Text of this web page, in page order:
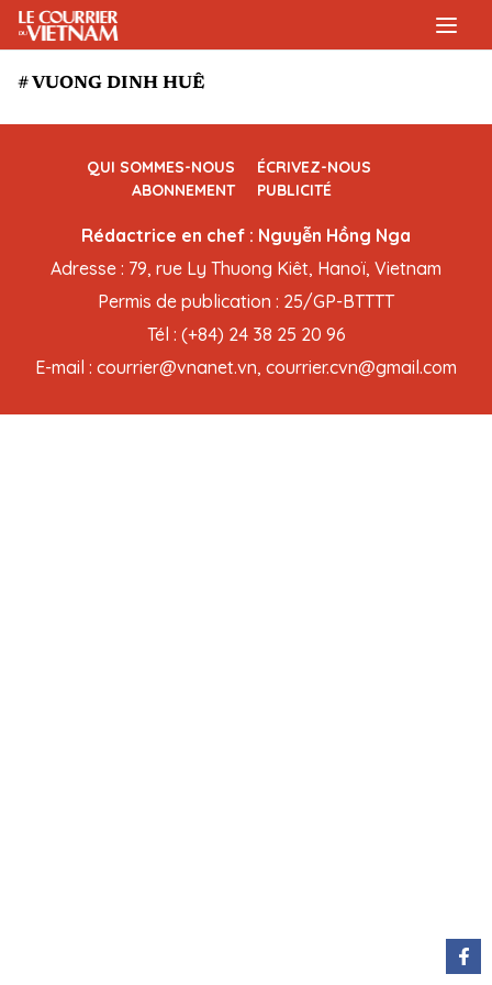
# VUONG DINH HUÊ
QUI SOMMES-NOUS
ÉCRIVEZ-NOUS
ABONNEMENT
PUBLICITÉ
Rédactrice en chef : Nguyễn Hồng Nga
Adresse : 79, rue Ly Thuong Kiêt, Hanoï, Vietnam
Permis de publication : 25/GP-BTTTT
Tél : (+84) 24 38 25 20 96
E-mail : courrier@vnanet.vn, courrier.cvn@gmail.com